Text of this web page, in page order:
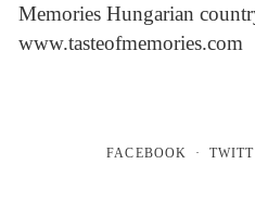
Memories Hungarian
www.tasteofmemories.com
FACEBOOK